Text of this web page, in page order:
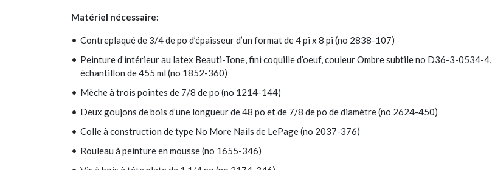
Matériel nécessaire:
Contreplaqué de 3/4 de po d’épaisseur d’un format de 4 pi x 8 pi (no 2838-107)
Peinture d’intérieur au latex Beauti-Tone, fini coquille d’oeuf, couleur Ombre subtile no D36-3-0534-4,
échantillon de 455 ml (no 1852-360)
Mèche à trois pointes de 7/8 de po (no 1214-144)
Deux goujons de bois d’une longueur de 48 po et de 7/8 de po de diamètre (no 2624-450)
Colle à construction de type No More Nails de LePage (no 2037-376)
Rouleau à peinture en mousse (no 1655-346)